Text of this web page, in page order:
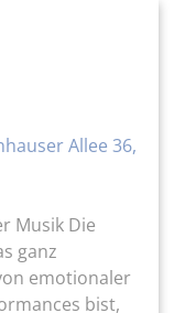
Allee 36,
Musik Die
ganz
emotionaler
bist,